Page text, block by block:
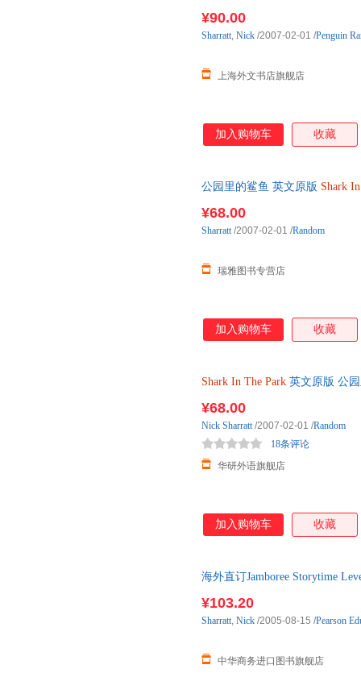
¥90.00
上海外文书店旗舰店
Sharratt, Nick /2007-02-01 /Penguin
加入购物车 收藏
公园里的鲨鱼 英文原版 Shark In
¥68.00
瑞雅图书专营店
Sharratt/2007-02-01 /Random
加入购物车 收藏
Shark In The Park 英文原版 公
¥68.00
华研外语旗舰店
18条评论
Nick Sharratt/2007-02-01 /Random
加入购物车 收藏
海外直订Jamboree Storytime
¥103.20
中华商务进口图书旗舰店
Sharratt, Nick /2005-08-15 /Pearson